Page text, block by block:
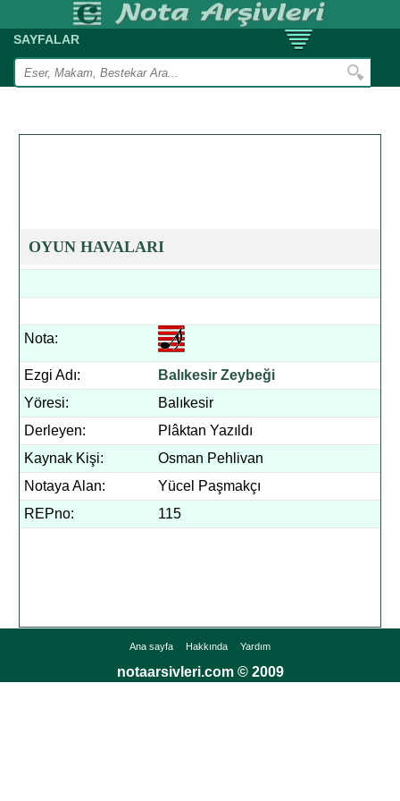
SAYFALAR
OYUN HAVALARI
Nota:
Ezgi Adı:
Balıkesir Zeybeği
Yöresi:
Balıkesir
Derleyen:
Plâktan Yazıldı
Kaynak Kişi:
Osman Pehlivan
Notaya Alan:
Yücel Paşmakçı
REPno:
115
Ana sayfa Hakkında Yardım
notaarsivleri.com © 2009